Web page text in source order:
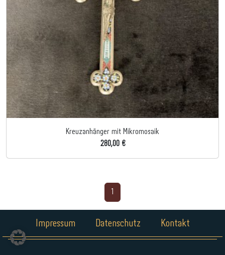
Kreuzanhänger mit Mikromosaik
280,00 €
Impressum Datenschutz Kontakt